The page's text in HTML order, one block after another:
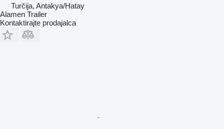
Turčija, Antakya/Hatay
Alamen Trailer
Kontaktirajte prodajalca